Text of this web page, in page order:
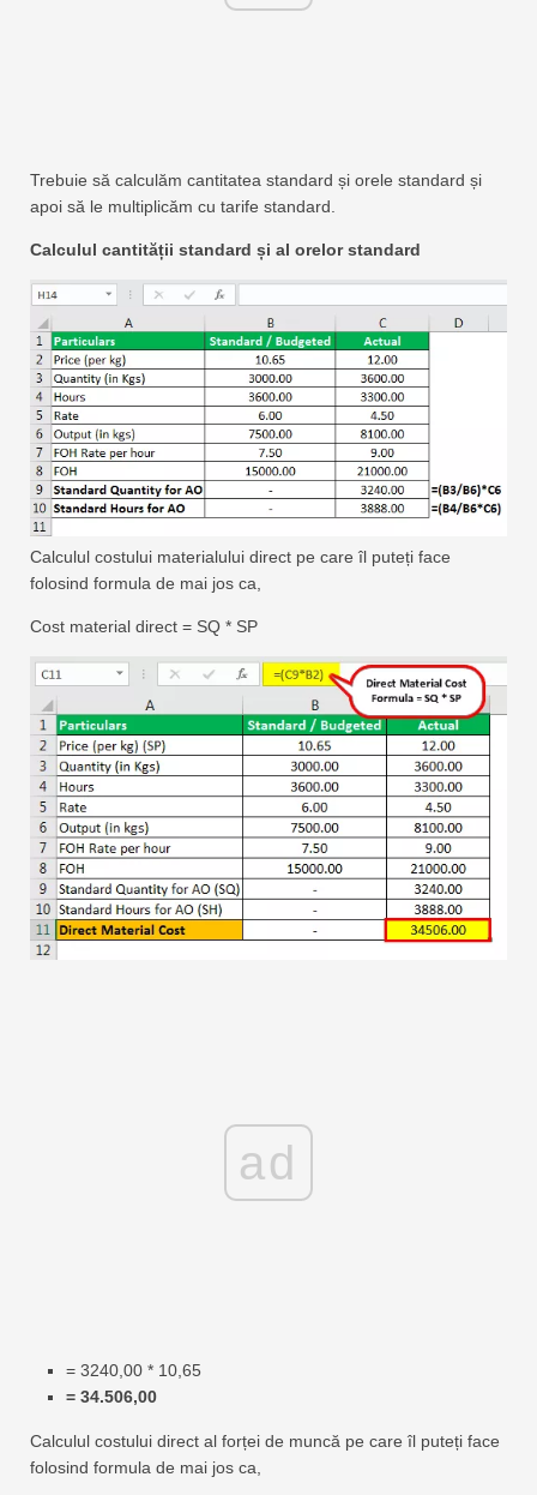
Trebuie să calculăm cantitatea standard și orele standard și
apoi să le multiplicăm cu tarife standard.
Calculul cantității standard și al orelor standard
Calculul costului materialului direct pe care îl puteți face
folosind formula de mai jos ca,
Cost material direct = SQ * SP
ad
= 3240,00 * 10,65
= 34.506,00
Calculul costului direct al forței de muncă pe care îl puteți face
folosind formula de mai jos ca,